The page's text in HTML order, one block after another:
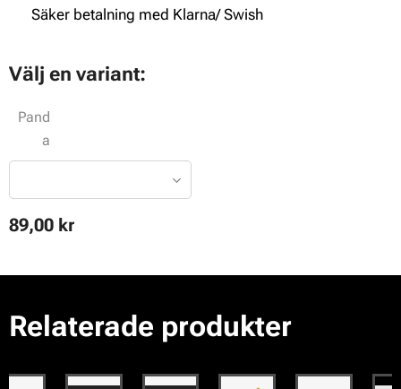
✔ Säker betalning med Klarna/ Swish
Välj en variant:
Pand
a
89,00 kr
Relaterade produkter